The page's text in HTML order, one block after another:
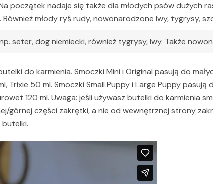
początek nadaje się także dla młodych psów dużych
młody ryś rudy, nowonarodzone lwy, tygrysy,
seter, dog niemiecki, również tygrysy, lwy. Także
do karmienia. Smoczki Mini i Original pasują do
Trixie 50 ml. Smoczki Small Puppy i Large Puppy
120 ml. Uwaga: jeśli używasz butelki do karmienia
górnej części zakrętki, a nie od wewnętrznej strony
butelki.